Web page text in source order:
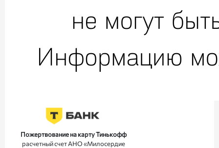
Пожертвование на карту Тинькофф
расчетный счет АНО «Милосердие